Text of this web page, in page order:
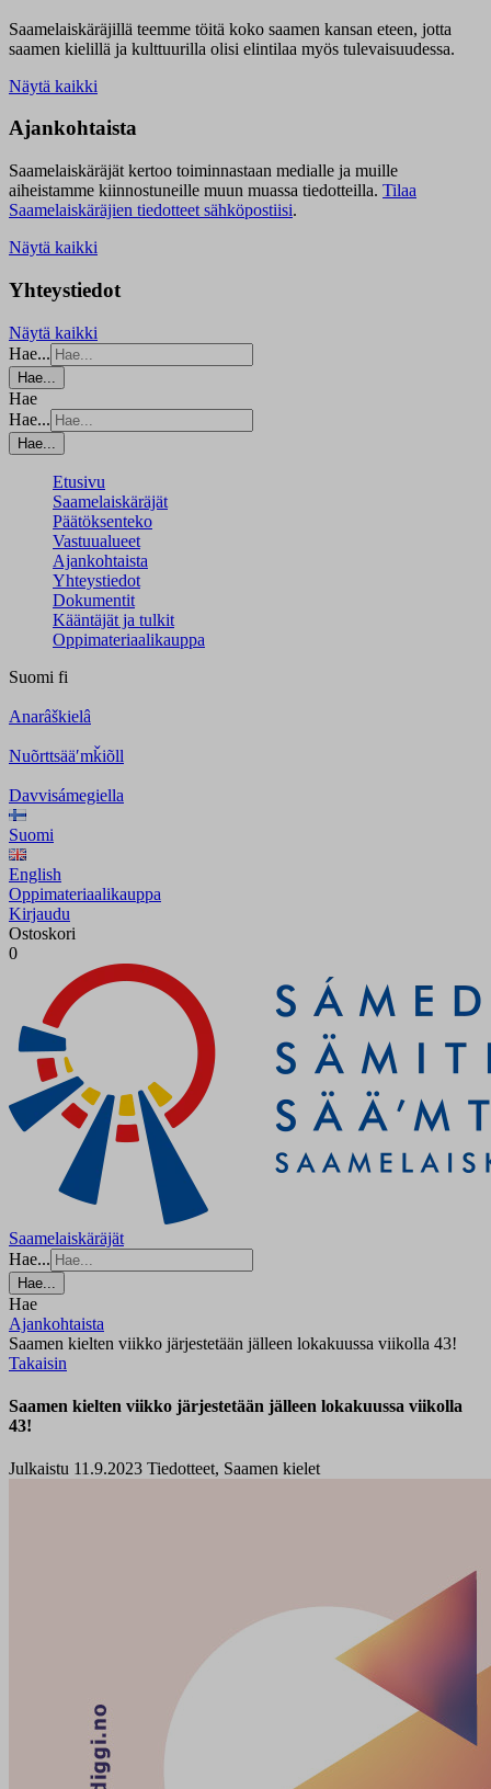
Saamelaiskäräjillä teemme töitä koko saamen kansan eteen, jotta
saamen kielillä ja kulttuurilla olisi elintilaa myös tulevaisuudessa.
Näytä kaikki
Ajankohtaista
Saamelaiskäräjät kertoo toiminnastaan medialle ja muille
aiheistamme kiinnostuneille muun muassa tiedotteilla. Tilaa
Saamelaiskäräjien tiedotteet sähköpostiisi.
Näytä kaikki
Yhteystiedot
Näytä kaikki
Hae...
Hae...
Hae
Hae...
Hae...
Etusivu
Saamelaiskäräjät
Päätöksenteko
Vastuualueet
Ajankohtaista
Yhteystiedot
Dokumentit
Kääntäjät ja tulkit
Oppimateriaalikauppa
Suomi fi
Anarâškielâ
Nuõrttsääʹmǩiõll
Davvisámegiella
Suomi
English
Oppimateriaalikauppa
Kirjaudu
Ostoskori
0
Saamelaiskäräjät
Hae...
Hae...
Hae
Ajankohtaista
Saamen kielten viikko järjestetään jälleen lokakuussa viikolla 43!
Takaisin
Saamen kielten viikko järjestetään jälleen lokakuussa viikolla
43!
Julkaistu 11.9.2023 Tiedotteet, Saamen kielet